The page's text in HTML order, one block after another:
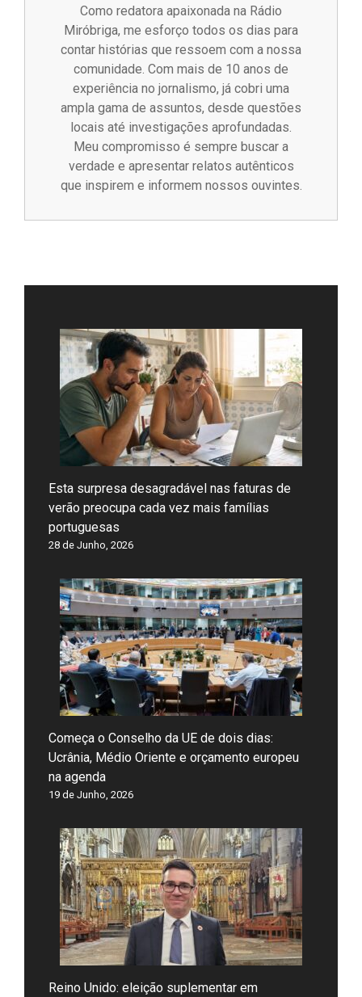
Como redatora apaixonada na Rádio
Miróbriga, me esforço todos os dias para
contar histórias que ressoem com a nossa
comunidade. Com mais de 10 anos de
experiência no jornalismo, já cobri uma
ampla gama de assuntos, desde questões
locais até investigações aprofundadas.
Meu compromisso é sempre buscar a
verdade e apresentar relatos autênticos
que inspirem e informem nossos ouvintes.
Esta surpresa desagradável nas faturas de
verão preocupa cada vez mais famílias
portuguesas
28 de Junho, 2026
Começa o Conselho da UE de dois dias:
Ucrânia, Médio Oriente e orçamento europeu
na agenda
19 de Junho, 2026
Reino Unido: eleição suplementar em